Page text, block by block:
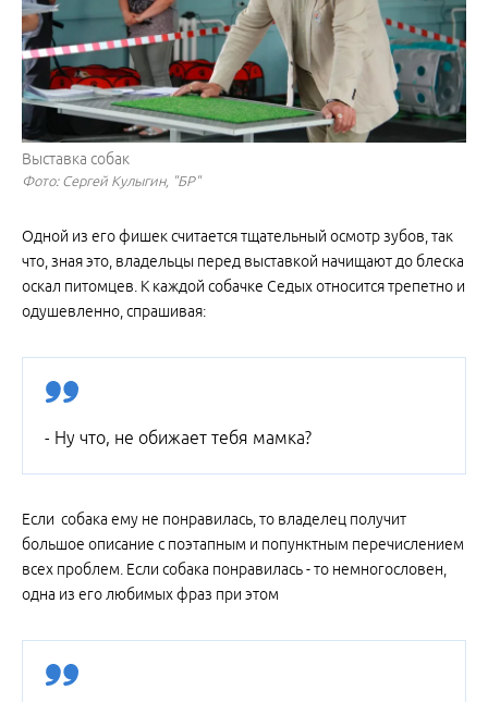
Выставка собак
Фото: Сергей Кулыгин, "БР"
Одной из его фишек считается тщательный осмотр зубов, так
что, зная это, владельцы перед выставкой начищают до блеска
оскал питомцев. К каждой собачке Седых относится трепетно и
одушевленно, спрашивая:
- Ну что, не обижает тебя мамка?
Если собака ему не понравилась, то владелец получит
большое описание с поэтапным и попунктным перечислением
всех проблем. Если собака понравилась - то немногословен,
одна из его любимых фраз при этом